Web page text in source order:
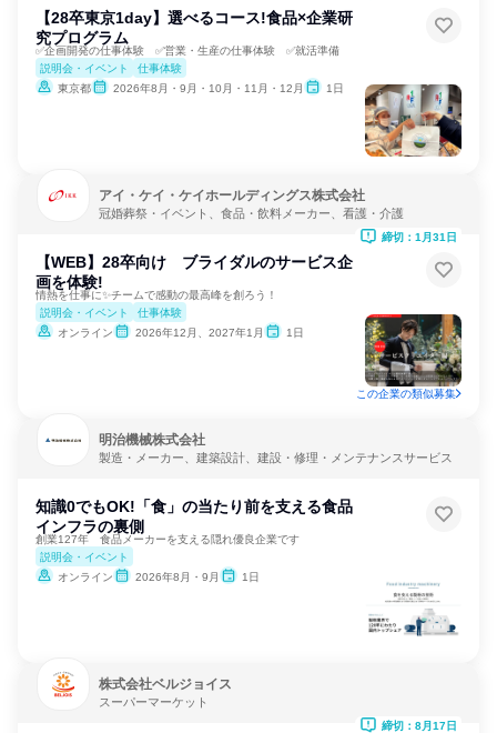
【28卒東京1day】選べるコース!食品×企業研
究プログラム
✅企画開発の仕事体験 ✅営業・生産の仕事体験 ✅就活準備
説明会・イベント
仕事体験
東京都
2026年8月・9月・10月・11月・12月 1日
アイ・ケイ・ケイホールディングス株式会社
冠婚葬祭・イベント、食品・飲料メーカー、看護・介護
【WEB】28卒向け ブライダルのサービス企
画を体験!
情熱を仕事に✨チームで感動の最高峰を創ろう！
説明会・イベント
仕事体験
オンライン
2026年12月、2027年1月 1日
締切：1月31日
この企業の類似募集
明治機械株式会社
製造・メーカー、建築設計、建設・修理・メンテナンスサービス
知識0でもOK!「食」の当たり前を支える食品
インフラの裏側
創業127年 食品メーカーを支える隠れ優良企業です
説明会・イベント
オンライン
2026年8月・9月 1日
株式会社ベルジョイス
スーパーマーケット
締切：8月17日